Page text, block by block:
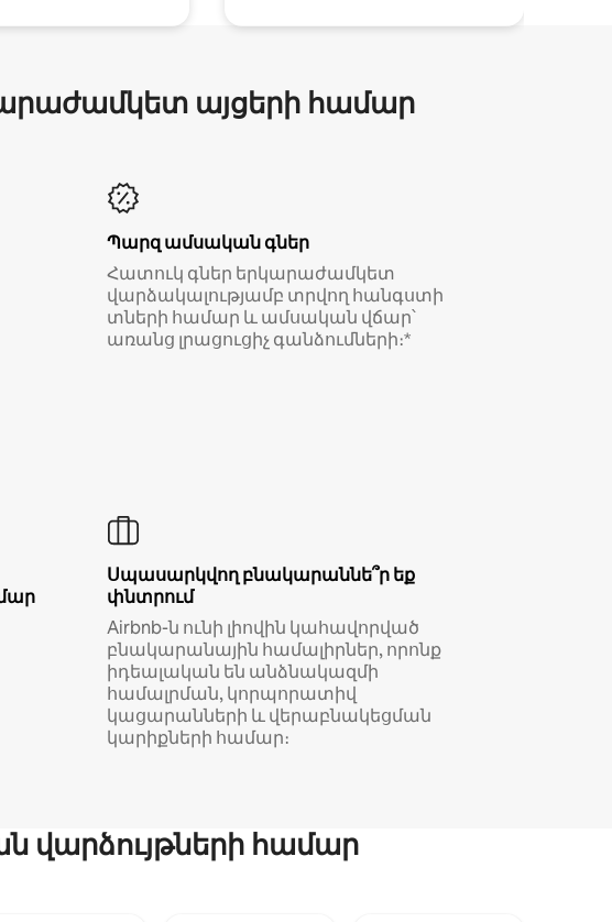
այցերի համար
Պարզ ամսական գներ
Հատուկ գներ երկարաժամկետ
վարձակալությամբ տրվող հանգստի
տների համար և ամսական վճար՝
առանց լրացուցիչ գանձումների։*
Սպասարկվող բնակարաննե՞ր եք
փնտրում
Airbnb-ն ունի լիովին կահավորված
բնակարանային համալիրներ, որոնք
իդեալական են անձնակազմի
համալրման, կորպորատիվ
կացարանների և վերաբնակեցման
կարիքների համար։
վարձույթների համար